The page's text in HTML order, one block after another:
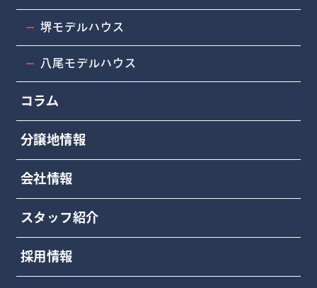
堺モデルハウス
八尾モデルハウス
コラム
分譲地情報
会社情報
スタッフ紹介
採用情報